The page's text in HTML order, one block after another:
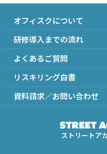
オフィスクについて
研修導入までの流れ
よくあるご質問
リスキリング白書
資料請求／お問い合わせ
ストリートア